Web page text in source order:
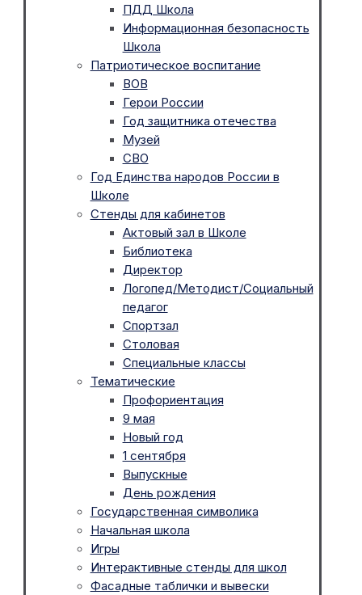
ПДД Школа
Информационная безопасность
Школа
Патриотическое воспитание
ВОВ
Герои России
Год защитника отечества
Музей
СВО
Год Единства народов России в
Школе
Стенды для кабинетов
Актовый зал в Школе
Библиотека
Директор
Логопед/Методист/Социальный
педагог
Спортзал
Столовая
Специальные классы
Тематические
Профориентация
9 мая
Новый год
1 сентября
Выпускные
День рождения
Государственная символика
Начальная школа
Игры
Интерактивные стенды для школ
Фасадные таблички и вывески